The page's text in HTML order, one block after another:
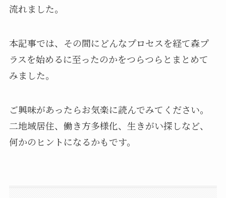
流れました。
本記事では、その間にどんなプロセスを経て森プ
ラスを始めるに至ったのかをつらつらとまとめて
みました。
ご興味があったらお気楽に読んでみてください。
二地域居住、働き方多様化、生きがい探しなど、
何かのヒントになるかもです。